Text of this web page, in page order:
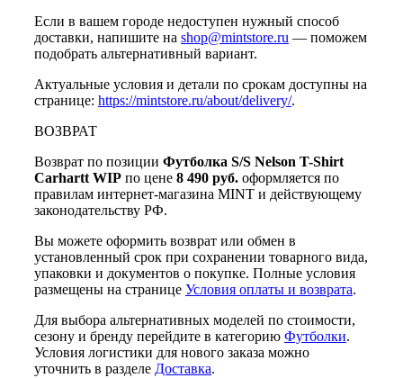
Если в вашем городе недоступен нужный способ
доставки, напишите на shop@mintstore.ru — поможем
подобрать альтернативный вариант.
Актуальные условия и детали по срокам доступны на
странице: https://mintstore.ru/about/delivery/.
ВОЗВРАТ
Возврат по позиции Футболка S/S Nelson T-Shirt
Carhartt WIP по цене 8 490 руб. оформляется по
правилам интернет-магазина MINT и действующему
законодательству РФ.
Вы можете оформить возврат или обмен в
установленный срок при сохранении товарного вида,
упаковки и документов о покупке. Полные условия
размещены на странице Условия оплаты и возврата.
Для выбора альтернативных моделей по стоимости,
сезону и бренду перейдите в категорию Футболки.
Условия логистики для нового заказа можно
уточнить в разделе Доставка.